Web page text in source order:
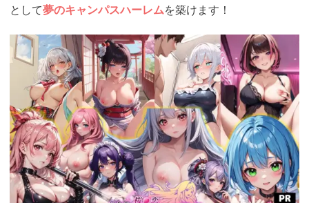
として夢のキャンパスハーレムを築けます！
https://cv-
measurement.com/ad/p/r?
medium=261&ad=1026&creative=906